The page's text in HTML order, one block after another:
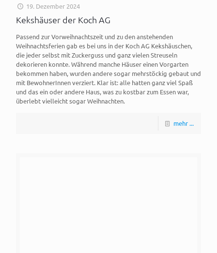
19. Dezember 2024
Kekshäuser der Koch AG
Passend zur Vorweihnachtszeit und zu den anstehenden
Weihnachtsferien gab es bei uns in der Koch AG Kekshäuschen,
die jeder selbst mit Zuckerguss und ganz vielen Streuseln
dekorieren konnte. Während manche Häuser einen Vorgarten
bekommen haben, wurden andere sogar mehrstöckig gebaut und
mit BewohnerInnen verziert. Klar ist: alle hatten ganz viel Spaß
und das ein oder andere Haus, was zu kostbar zum Essen war,
überlebt vielleicht sogar Weihnachten.
mehr ...